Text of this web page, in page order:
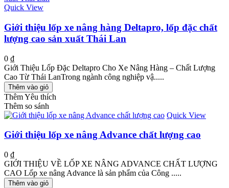
Quick View
Giới thiệu lốp xe nâng hàng Deltapro, lốp đặc chất
lượng cao sản xuất Thái Lan
0 ₫
Giới Thiệu Lốp Đặc Deltapro Cho Xe Nâng Hàng – Chất Lượng
Cao Từ Thái LanTrong ngành công nghiệp vậ.....
Thêm vào giỏ
Thêm Yêu thích
Thêm so sánh
Quick View
Giới thiệu lốp xe nâng Advance chất lượng cao
0 ₫
GIỚI THIỆU VỀ LỐP XE NÂNG ADVANCE CHẤT LƯỢNG
CAO Lốp xe nâng Advance là sản phẩm của Công .....
Thêm vào giỏ